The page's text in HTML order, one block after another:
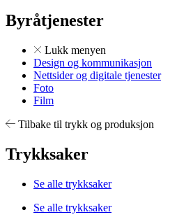
Byråtjenester
Lukk menyen
Design og kommunikasjon
Nettsider og digitale tjenester
Foto
Film
Tilbake til trykk og produksjon
Trykksaker
Se alle trykksaker
Se alle trykksaker